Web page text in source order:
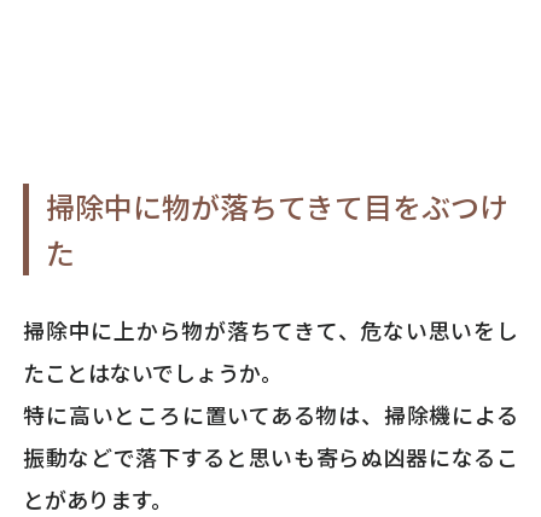
掃除中に物が落ちてきて目をぶつけ
た
掃除中に上から物が落ちてきて、危ない思いをし
たことはないでしょうか。
特に高いところに置いてある物は、掃除機による
振動などで落下すると思いも寄らぬ凶器になるこ
とがあります。